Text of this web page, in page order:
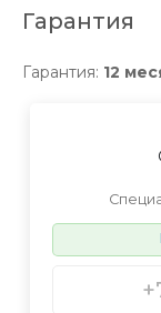
Гарантия
Гарантия: 12